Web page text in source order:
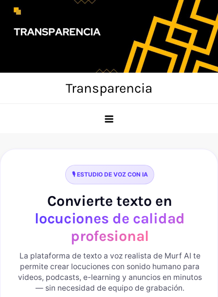
Skip
content
Transparencia
🎙️ ESTUDIO DE VOZ CON IA
Convierte texto en
locuciones de calidad
profesional
La plataforma de texto a voz realista de Murf AI te
permite crear locuciones con sonido humano para
videos, podcasts, e-learning y anuncios en minutos
— sin necesidad de equipo de grabación.